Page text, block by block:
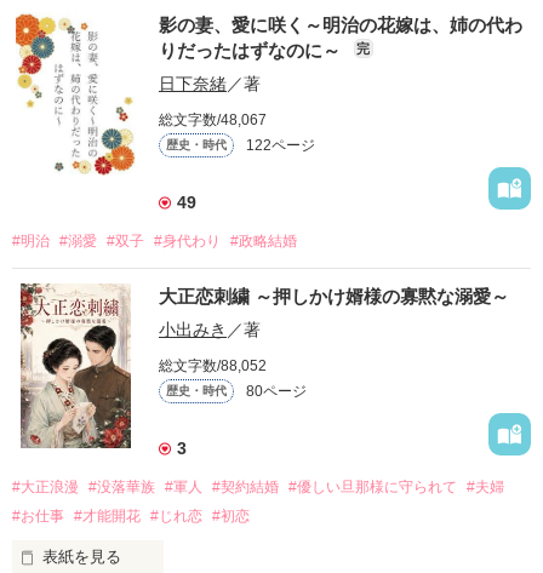
影の妻、愛に咲く～明治の花嫁は、姉の代わ
りだったはずなのに～
完
日下奈緒／著
総文字数/48,067
歴史・時代 122ページ
49
#明治 #溺愛 #双子 #身代わり #政略結婚
大正恋刺繍 ～押しかけ婿様の寡黙な溺愛～
小出みき ／著
総文字数/88,052
歴史・時代 80ページ
3
#大正浪漫 #没落華族 #軍人 #契約結婚 #優しい旦那様に守られて
#夫婦
#お仕事 #才能開花 #じれ恋 #初恋
表紙を見る